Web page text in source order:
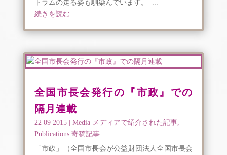
トラムの走る姿も馴染んでいます。 ...
続きを読む
全国市長会発行の『市政』での
隔月連載
22 09 2015| Media メディアで紹介された記事,
Publications 寄稿記事
「市政」（全国市長会が公益財団法人全国市長会